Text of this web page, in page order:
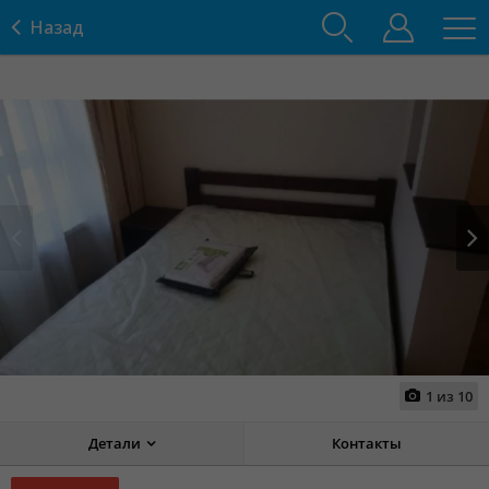
Назад
1 из 10
Детали Контакты